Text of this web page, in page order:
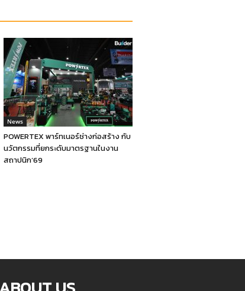
News
POWERTEX พาร์ทเนอร์ช่างก่อสร้าง กับ
นวัตกรรมที่ยกระดับมาตรฐานในงาน
สถาปนิก’69